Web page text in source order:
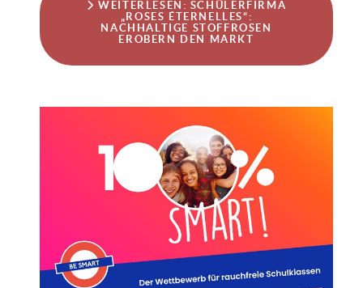
WEITERLESEN: SCHÜLERFIRMA
„ROSES ÉTERNELLES“:
NACHHALTIGE STOFFROSEN
EROBERN DEN MARKT